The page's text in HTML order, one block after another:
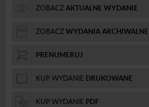
ZOBACZAKTUALNE WYDANIE
ZOBACZWYDANIA ARCHIWALNE
PRENUMERUJ
KUP WYDANIE DRUKOWANE
KUP WYDANIE PDF